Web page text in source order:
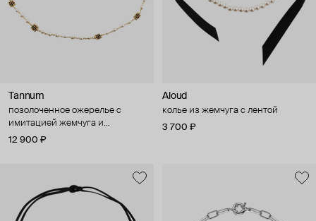
Tannum
позолоченное ожерелье с
имитацией жемчуга и
квадратными вставками
12 900 ₽
Aloud
колье из жемчуга с лентой
3 700 ₽